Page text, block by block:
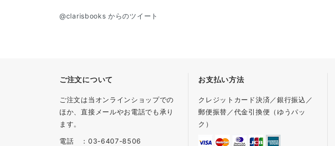
@clarisbooks からのツイート
ご注文について
ご注文は当オンラインショップでの
ほか、直接メールやお電話でも承り
ます。
電話 ：03-6407-8506
お支払い方法
クレジットカード決済／銀行振込／
郵便振替／代金引換便（ゆうパッ
ク）